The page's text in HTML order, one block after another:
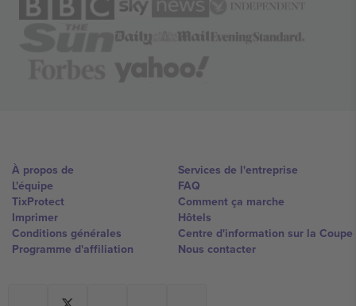
À propos de
L'équipe
TixProtect
Imprimer
Conditions générales
Programme d'affiliation
Services de l'entreprise
FAQ
Comment ça marche
Hôtels
Centre d'information sur la Coupe
Nous contacter